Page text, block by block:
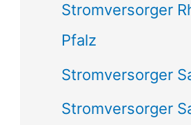
Stromversorger
Pfalz
Stromversorger
Stromversorger